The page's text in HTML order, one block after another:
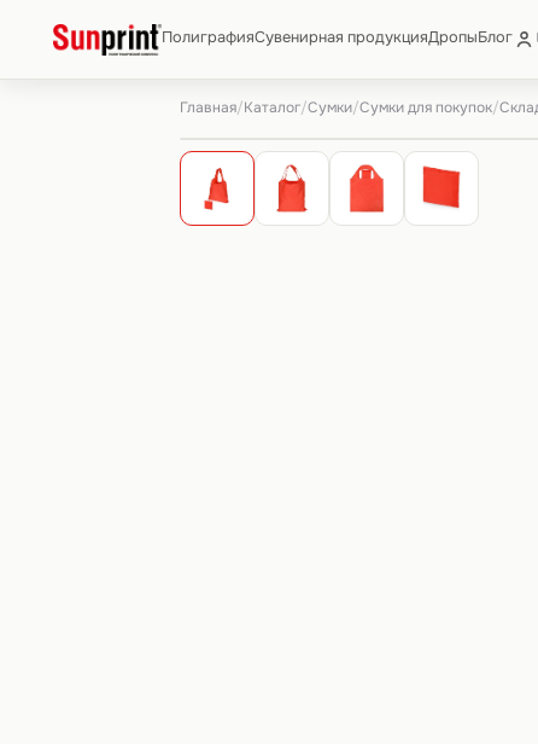
ПолиграфияСувенирная продукцияДропыБлог
Главная/Каталог/Сумки/Сумки для покупок/